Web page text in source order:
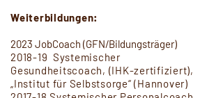
Weiterbildungen:
2023 JobCoach (GFN/Bildungsträger)
2018-19 Systemischer
Gesundheitscoach, (IHK-zertifiziert),
„Institut für Selbstsorge“ (Hannover)